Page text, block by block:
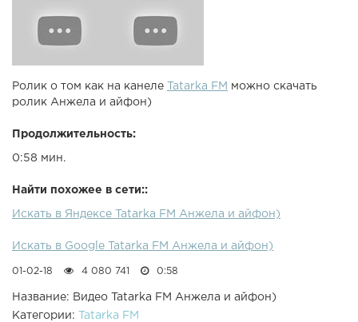
Ролик о том как на канеле Tatarka FM можно скачать
ролик Анжела и айфон)
Продолжительность:
0:58 мин.
Найти похожее в сети::
Искать в Яндексе Tatarka FM Анжела и айфон)
Искать в Google Tatarka FM Анжела и айфон)
01-02-18 4 080 741 0:58
Название: Видео Tatarka FM Анжела и айфон)
Категории:
Tatarka FM